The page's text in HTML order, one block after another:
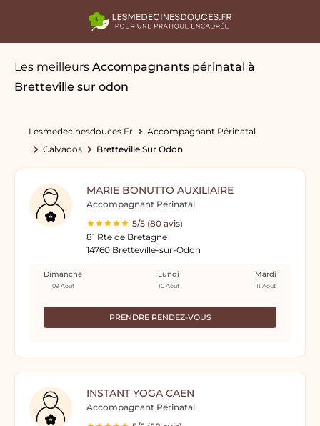
Les meilleurs Accompagnants périnatal à
Bretteville sur odon
Lesmedecinesdouces.fr
Accompagnant Périnatal
Calvados
Bretteville Sur Odon
MARIE BONUTTO AUXILIAIRE
Accompagnant Périnatal
5/5 (80 avis)
81 Rte de Bretagne
14760 Bretteville-sur-Odon
PRENDRE RENDEZ-VOUS
Dimanche
09 Août
Lundi
10 Août
Mardi
11 Août
INSTANT YOGA CAEN
Accompagnant Périnatal